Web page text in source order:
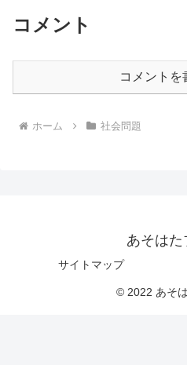
コメント
コメントを
ホーム 社会問題
あそはた
サイトマップ
© 2022 あそ